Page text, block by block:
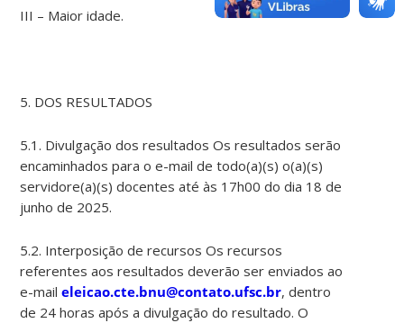
III – Maior idade.
5. DOS RESULTADOS
5.1. Divulgação dos resultados Os resultados serão
encaminhados para o e-mail de todo(a)(s) o(a)(s)
servidore(a)(s) docentes até às 17h00 do dia 18 de
junho de 2025.
5.2. Interposição de recursos Os recursos
referentes aos resultados deverão ser enviados ao
e-maileleicao.cte.bnu@contato.ufsc.br, dentro
de 24 horas após a divulgação do resultado. O